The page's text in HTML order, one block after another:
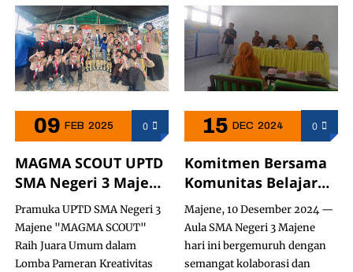
09 FEB 2025 0
MAGMA SCOUT UPTD
SMA Negeri 3 Majene
Raih Juara Umum
dalam Lomba
Pameran Kreativitas
Pramuka LKPP 1
Pramuka UPTD SMA Negeri 3
Majene "MAGMA SCOUT"
Raih Juara Umum dalam
Lomba Pameran Kreativitas
15 DEC 2024 0
Komitmen Bersama
Komunitas Belajar
SOLID- UPTD SMAN 3
Majene
Majene, 10 Desember 2024 —
Aula SMA Negeri 3 Majene
hari ini bergemuruh dengan
semangat kolaborasi dan